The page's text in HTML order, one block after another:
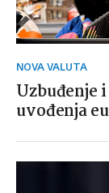
NOVA VALUTA
Uzbuđenje
uvođenja